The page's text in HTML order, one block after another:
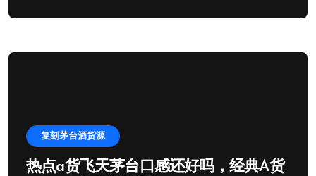
复刻茅台酒货源
热点a货飞天茅台口感还好吗，经典A货